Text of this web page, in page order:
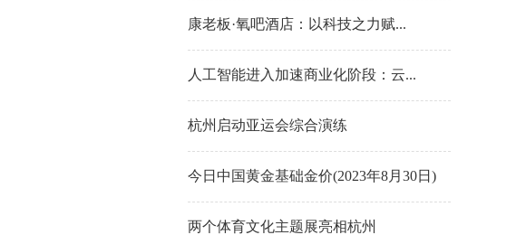
康老板·氧吧酒店：以科技之力赋...
人工智能进入加速商业化阶段：云...
杭州启动亚运会综合演练
今日中国黄金基础金价(2023年8月30日)
两个体育文化主题展亮相杭州